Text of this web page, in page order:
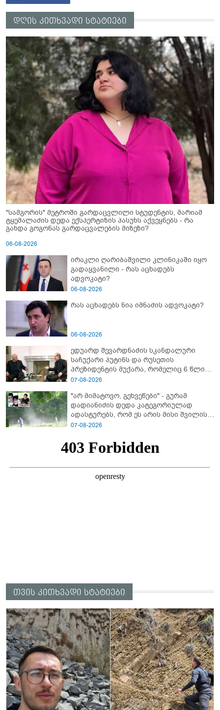
დღის კითხვადი სტატიები
"სამგორის" მეტროში გარდაცვლილი სტუდენტის, მარიამ
ტყემალაძის დედა ექსპერტიზის პასუხს აქვეყნებს - რა
გახდა გოგონას გარდაცვალების მიზეზი?
06-08-2026
ირაკლი ღარიბაშვილი კლინიკაში იყო
გადაყვანილი - რას აცხადებს
ადვოკატი?
06-08-2026
რას აცხადებს ნია იმნაძის ადვოკატი?
06-08-2026
ედუარდ შევარდნაძის სკანდალური
საჩუქარი პუტინს და რუსეთის
პრეზიდენტის მუქარა, რომელიც 6 წლის
შემდეგ აასრულა
07-08-2026
"არ მიმატოვო, გეხვეწები" - გუ­რა­მ
დადიანიძის დედა კა­ტე­გო­რი­უ­ლად
ადას­ტუ­რებს, რომ ეს არის მისი შვი­ლის
ხმა
07-08-2026
თვის კითხვადი სტატიები